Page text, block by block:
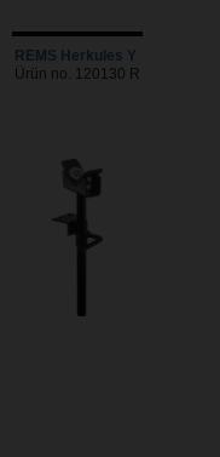
REMS Herkules Y
Ürün no. 120130 R